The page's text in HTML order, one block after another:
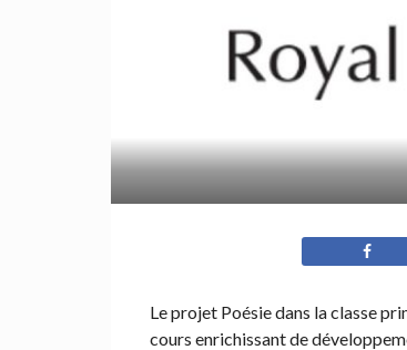
Le projet Poésie dans la classe
cours enrichissant de